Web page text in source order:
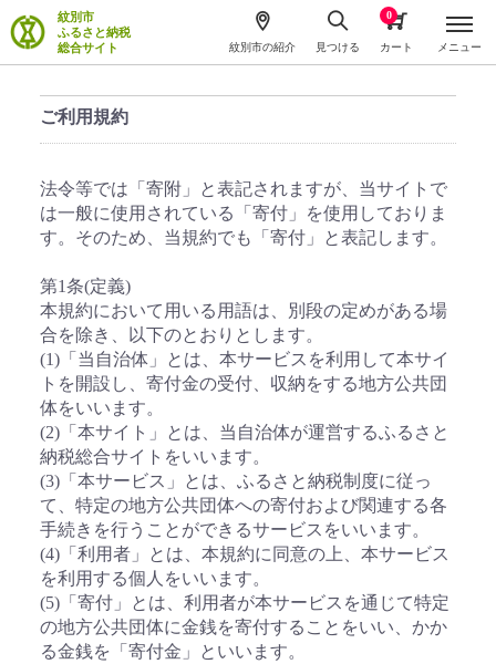
紋別市
ふるさと納税
総合サイト
紋別市の紹介 見つける カート
0
メニュー
ご利用規約
法令等では「寄附」と表記されますが、当サイトで
は一般に使用されている「寄付」を使用しておりま
す。そのため、当規約でも「寄付」と表記します。
第1条(定義)
本規約において用いる用語は、別段の定めがある場
合を除き、以下のとおりとします。
(1)「当自治体」とは、本サービスを利用して本サイ
トを開設し、寄付金の受付、収納をする地方公共団
体をいいます。
(2)「本サイト」とは、当自治体が運営するふるさと
納税総合サイトをいいます。
(3)「本サービス」とは、ふるさと納税制度に従っ
て、特定の地方公共団体への寄付および関連する各
手続きを行うことができるサービスをいいます。
(4)「利用者」とは、本規約に同意の上、本サービス
を利用する個人をいいます。
(5)「寄付」とは、利用者が本サービスを通じて特定
の地方公共団体に金銭を寄付することをいい、かか
る金銭を「寄付金」といいます。